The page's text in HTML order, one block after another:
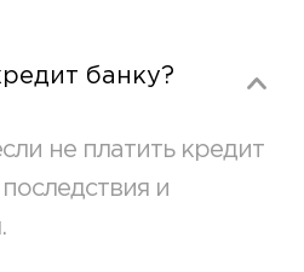
банку?
не платить кредит
и